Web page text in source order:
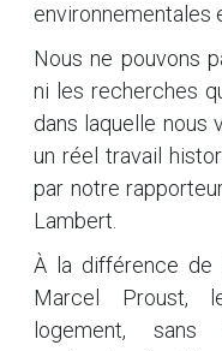
environnementales
Nous ne pouvons
ni les recherches
dans laquelle nous
un réel travail
par notre
Lambert.
À la différence de
Marcel Proust,
logement,